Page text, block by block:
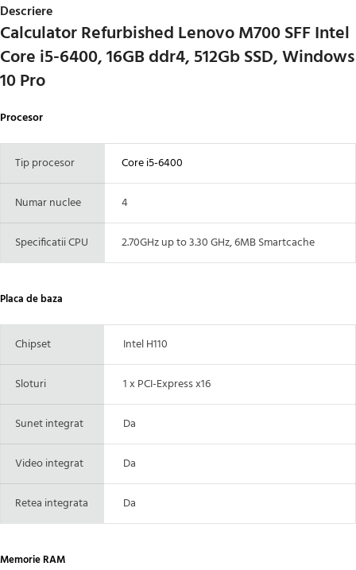
Descriere
Calculator Refurbished Lenovo M700 SFF Intel
Core i5-6400, 16GB ddr4, 512Gb SSD, Windows
10 Pro
Procesor
Tip procesor Core i5-6400
Numar nuclee 4
Specificatii CPU 2.70GHz up to 3.30 GHz, 6MB Smartcache
Placa de baza
Chipset Intel H110
Sloturi 1 x PCI-Express x16
Sunet integrat Da
Video integrat Da
Retea integrata Da
Memorie RAM